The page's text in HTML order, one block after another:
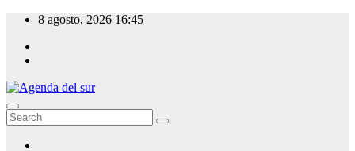
Skip
content
8 agosto, 2026 16:45
Agenda del sur